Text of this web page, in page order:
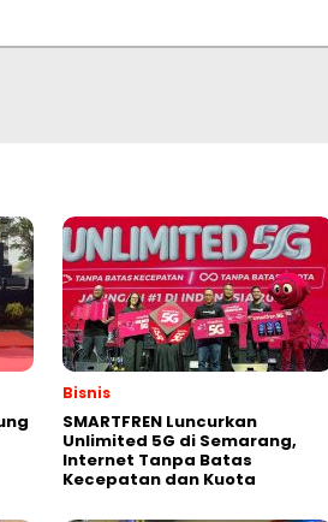
Bisnis
SMARTFREN Luncurkan
Unlimited 5G di Semarang,
Internet Tanpa Batas
Kecepatan dan Kuota